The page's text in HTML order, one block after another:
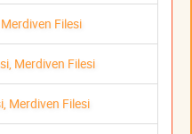
Filesi
Merdiven Filesi
Merdiven Filesi